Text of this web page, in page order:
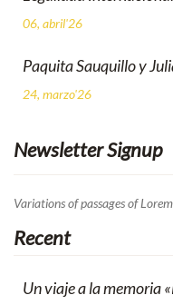
06, abril'26
Paquita Sauquillo y
24, marzo'26
Newsletter Signup
Variations of passages of
Recent
Un viaje a la memoria